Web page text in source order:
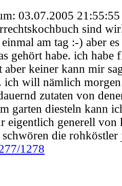
03.07.2005 21:55:55
sind
am tag :-) aber
gehört habe. ich habe
aber keiner kann mir
ich will nämlich
zutaten von
garten diesteln kann
eigentlich generell von
die rohköstler
1278